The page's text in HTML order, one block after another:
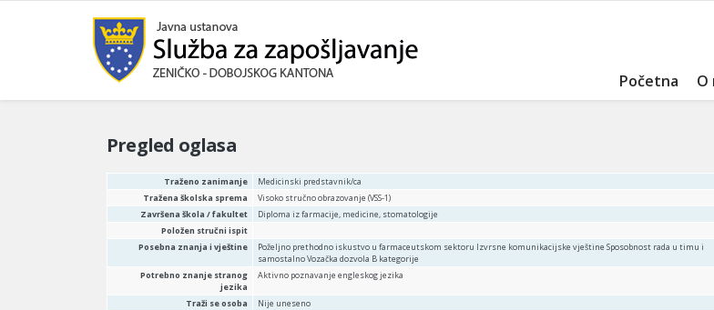
Početna O
Pregled oglasa
Traženo zanimanje
Medicinski predstavnik/ca
Tražena školska sprema
Visoko stručno obrazovanje (VSS-1)
Završena škola / fakultet
Diploma iz farmacije, medicine, stomatologije
Položen stručni ispit
Posebna znanja i vještine
Poželjno prethodno iskustvo u farmaceutskom sektoru Izvrsne komunikacijske vještine Sposobnost rada u timu i
samostalno Vozačka dozvola B kategorije
Potrebno znanje stranog
jezika
Aktivno poznavanje engleskog jezika
Traži se osoba
Nije uneseno